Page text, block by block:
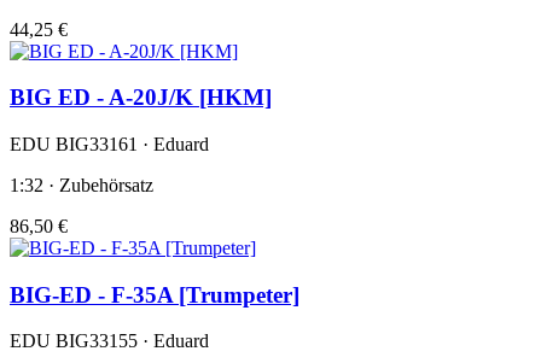
44,25 €
BIG ED - A-20J/K [HKM]
EDU BIG33161 · Eduard
1:32 · Zubehörsatz
86,50 €
BIG-ED - F-35A [Trumpeter]
EDU BIG33155 · Eduard